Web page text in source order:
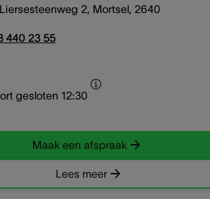
Liersesteenweg 2, Mortsel, 2640
440 23 55
gesloten 12:30
Maak een afspraak
Lees meer